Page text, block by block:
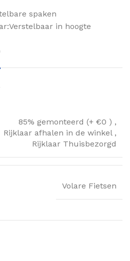
spaken
in hoogte
85% gemonteerd (+ €0 ) ,
Rijklaar afhalen in de winkel ,
Rijklaar Thuisbezorgd
Volare Fietsen